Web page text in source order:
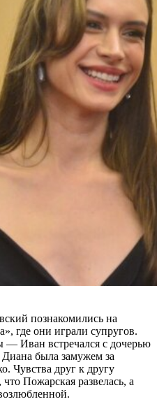
познакомились на
где они играли супругов.
— Иван встречался с дочерью
была замужем за
Чувства друг к другу
Пожарская развелась, а